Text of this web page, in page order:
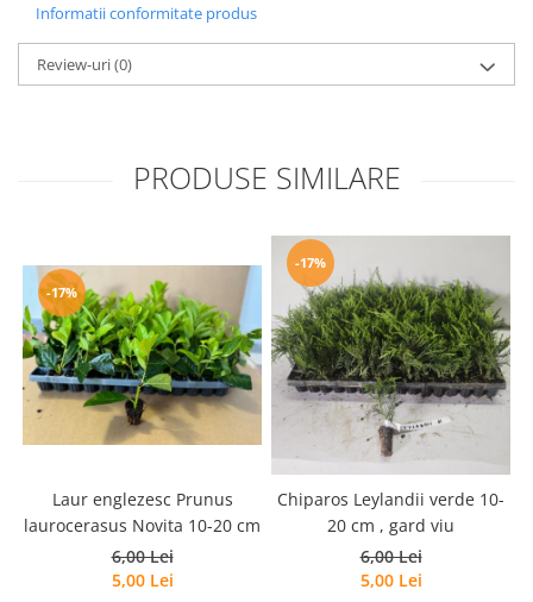
Informatii conformitate produs
Review-uri(0)
PRODUSE SIMILARE
-17%
Laur englezesc Prunus
laurocerasus Novita 10-20 cm
6,00 Lei
5,00 Lei
-17%
Chiparos Leylandii verde 10-
20 cm , gard viu
6,00 Lei
5,00 Lei